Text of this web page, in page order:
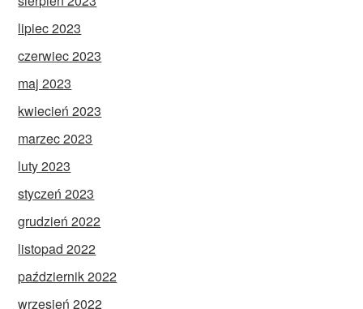
lipiec 2023
czerwiec 2023
maj 2023
kwiecień 2023
marzec 2023
luty 2023
styczeń 2023
grudzień 2022
listopad 2022
październik 2022
wrzesień 2022